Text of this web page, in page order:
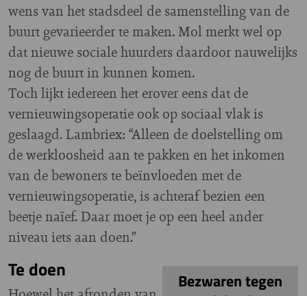
wens van het stadsdeel de samenstelling van de
buurt gevarieerder te maken. Mol merkt wel op
dat nieuwe sociale huurders daardoor nauwelijks
nog de buurt in kunnen komen.
Toch lijkt iedereen het erover eens dat de
vernieuwingsoperatie ook op sociaal vlak is
geslaagd. Lambriex: “Alleen de doelstelling om
de werkloosheid aan te pakken en het inkomen
van de bewoners te beïnvloeden met de
vernieuwingsoperatie, is achteraf bezien een
beetje naïef. Daar moet je op een heel ander
niveau iets aan doen.”
Bezwaren tegen
Te doen